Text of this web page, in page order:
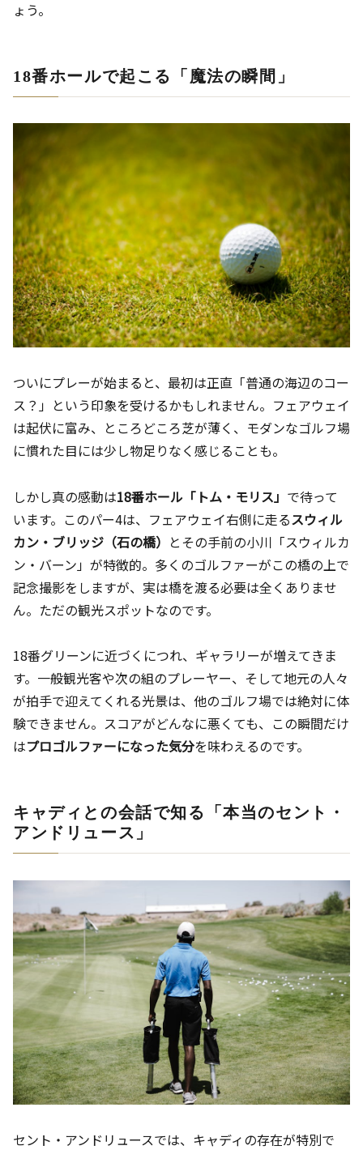
ょう。
18番ホールで起こる「魔法の瞬間」
ついにプレーが始まると、最初は正直「普通の海辺のコー
ス？」という印象を受けるかもしれません。フェアウェイ
は起伏に富み、ところどころ芝が薄く、モダンなゴルフ場
に慣れた目には少し物足りなく感じることも。
しかし真の感動は18番ホール「トム・モリス」 で待って
います。このパー4は、フェアウェイ右側に走るスウィル
カン・ブリッジ（石の橋） とその手前の小川「スウィルカ
ン・バーン」が特徴的。多くのゴルファーがこの橋の上で
記念撮影をしますが、実は橋を渡る必要は全くありませ
ん。ただの観光スポットなのです。
18番グリーンに近づくにつれ、ギャラリーが増えてきま
す。一般観光客や次の組のプレーヤー、そして地元の人々
が拍手で迎えてくれる光景は、他のゴルフ場では絶対に体
験できません。スコアがどんなに悪くても、この瞬間だけ
はプロゴルファーになった気分を味わえるのです。
キャディとの会話で知る「本当のセント・
アンドリュース」
セント・アンドリュースでは、キャディの存在が特別で